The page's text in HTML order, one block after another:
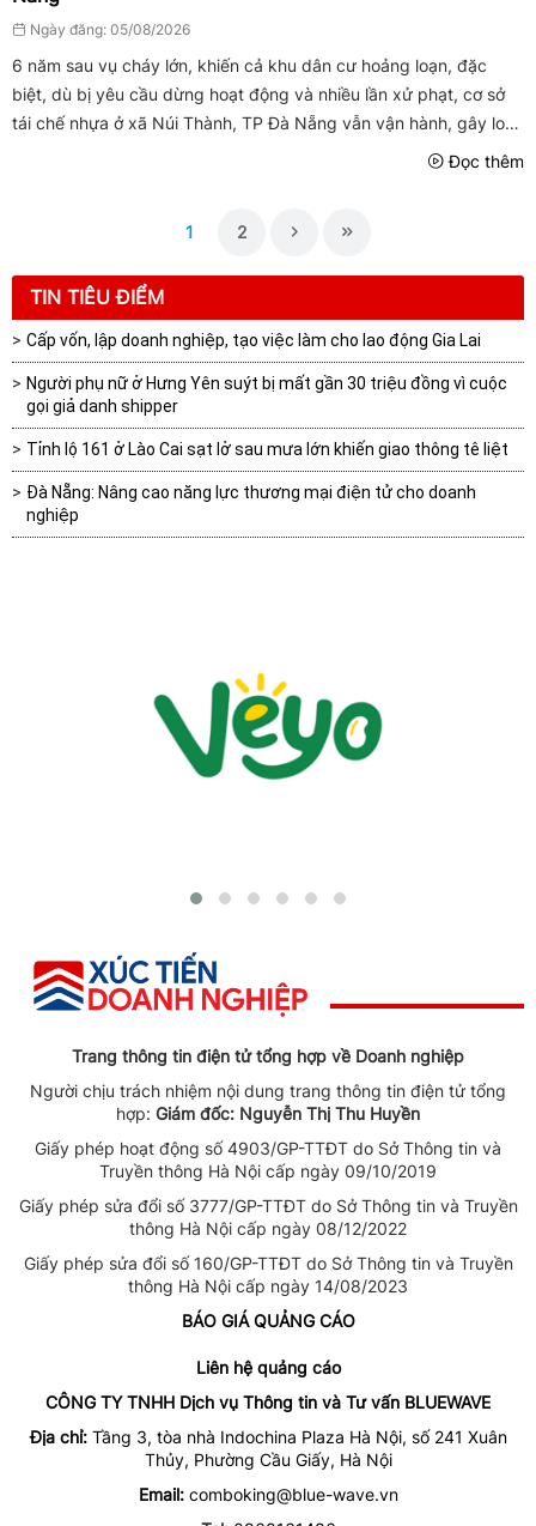
Ngày đăng: 05/08/2026
6 năm sau vụ cháy lớn, khiến cả khu dân cư hoảng loạn, đặc
biệt, dù bị yêu cầu dừng hoạt động và nhiều lần xử phạt, cơ sở
tái chế nhựa ở xã Núi Thành, TP Đà Nẵng vẫn vận hành, gây lo
Đọc thêm
1 2
TIN TIÊU ĐIỂM
Cấp vốn, lập doanh nghiệp, tạo việc làm cho lao động Gia Lai
Người phụ nữ ở Hưng Yên suýt bị mất gần 30 triệu đồng vì cuộc
gọi giả danh shipper
Tỉnh lộ 161 ở Lào Cai sạt lở sau mưa lớn khiến giao thông tê liệt
Đà Nẵng: Nâng cao năng lực thương mại điện tử cho doanh
nghiệp
Trang thông tin điện tử tổng hợp về Doanh nghiệp
Người chịu trách nhiệm nội dung trang thông tin điện tử tổng
hợp: Giám đốc: Nguyễn Thị Thu Huyền
Giấy phép hoạt động số 4903/GP-TTĐT do Sở Thông tin và
Truyền thông Hà Nội cấp ngày 09/10/2019
Giấy phép sửa đổi số 3777/GP-TTĐT do Sở Thông tin và Truyền
thông Hà Nội cấp ngày 08/12/2022
Giấy phép sửa đổi số 160/GP-TTĐT do Sở Thông tin và Truyền
thông Hà Nội cấp ngày 14/08/2023
BÁO GIÁ QUẢNG CÁO
Liên hệ quảng cáo
CÔNG TY TNHH Dịch vụ Thông tin và Tư vấn BLUEWAVE
Địa chỉ:Tầng 3, tòa nhà Indochina Plaza Hà Nội, số 241 Xuân
Thủy, Phường Cầu Giấy, Hà Nội
Email: comboking@blue-wave.vn